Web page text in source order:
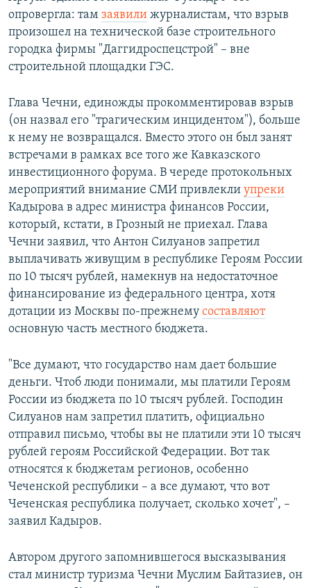
опровергла: там заявили журналистам, что взрыв
произошел на технической базе строительного
городка фирмы "Даггидроспецстрой" – вне
строительной площадки ГЭС.
Глава Чечни, единожды прокомментировав взрыв
(он назвал его "трагическим инцидентом"), больше
к нему не возвращался. Вместо этого он был занят
встречами в рамках все того же Кавказского
инвестиционного форума. В череде протокольных
мероприятий внимание СМИ привлекли упреки
Кадырова в адрес министра финансов России,
который, кстати, в Грозный не приехал. Глава
Чечни заявил, что Антон Силуанов запретил
выплачивать живущим в республике Героям России
по 10 тысяч рублей, намекнув на недостаточное
финансирование из федерального центра, хотя
дотации из Москвы по-прежнему составляют
основную часть местного бюджета.
"Все думают, что государство нам дает большие
деньги. Чтоб люди понимали, мы платили Героям
России из бюджета по 10 тысяч рублей. Господин
Силуанов нам запретил платить, официально
отправил письмо, чтобы вы не платили эти 10 тысяч
рублей героям Российской Федерации. Вот так
относятся к бюджетам регионов, особенно
Чеченской республики – а все думают, что вот
Чеченская республика получает, сколько хочет", –
заявил Кадыров.
Автором другого запомнившегося высказывания
стал министр туризма Чечни Муслим Байтазиев, он